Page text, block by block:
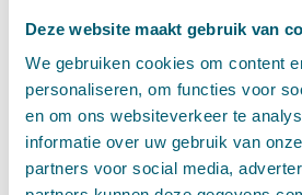
Deze website maakt gebruik van
We gebruiken cookies om content
personaliseren, om functies voor
en om ons websiteverkeer te
informatie over uw gebruik van
partners voor social media,
april (11)
maart (14)
februari (11)
januari (15)
►
2020 (154)
december (6)
november (14)
oktober (14)
september (8)
augustus (2)